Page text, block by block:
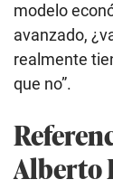
modelo
avanzado,
realmente
que no”.
Alberto